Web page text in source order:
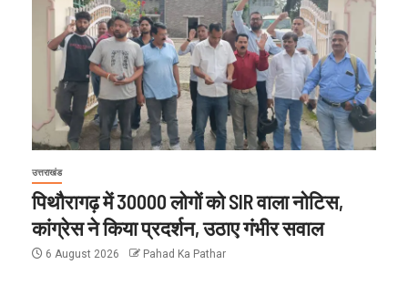
उत्तराखंड
पिथौरागढ़ में 30000 लोगों को SIR वाला नोटिस,
कांग्रेस ने किया प्रदर्शन, उठाए गंभीर सवाल
6 August 2026 Pahad Ka Pathar